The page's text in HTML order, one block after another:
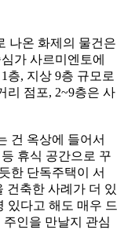
나온 화제의 물건은
가 사르미엔토에
층, 지상 9층 규모로
리 점포, 2~9층은 사
건 옥상에 들어서
휴식 공간으로 꾸
한 단독주택이 서
건축한 사례가 더 있
있다고 해도 매우 드
인을 만날지 관심